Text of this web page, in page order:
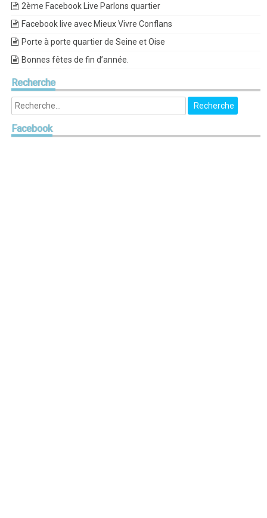
2ème Facebook Live Parlons quartier
Facebook live avec Mieux Vivre Conflans
Porte à porte quartier de Seine et Oise
Bonnes fêtes de fin d’année.
Recherche
Facebook